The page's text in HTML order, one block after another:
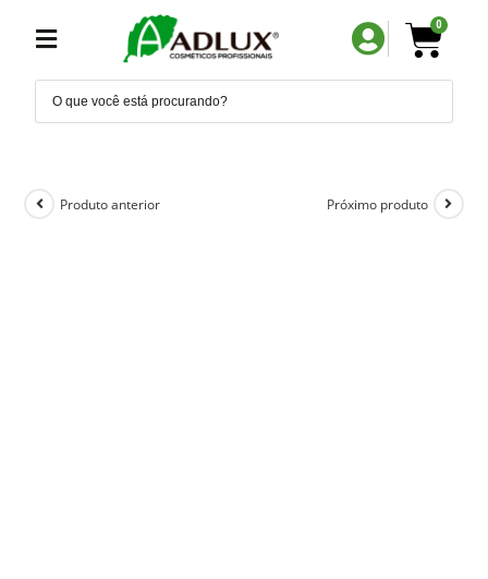
0
Produto anterior Próximo produto